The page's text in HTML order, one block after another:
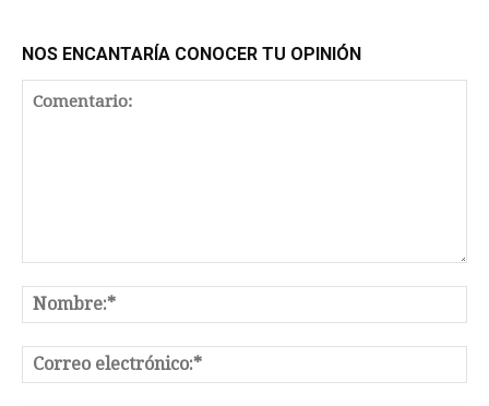
NOS ENCANTARÍA CONOCER TU OPINIÓN